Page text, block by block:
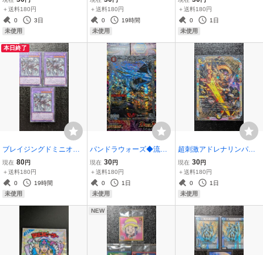
P028ウェイカップ◆遊戯
王OCGデュエルモンスタ
ーズBLAZINGDOMINION
ーム
＋送料180円
0
3日
未使用
融合LOCH-JP074◆コレ
クターズレアCR遊戯王O
CGデュエルLIMIT OVER
＋送料180円
0
19時間
未使用
ーモンコマンドDM26EX1
VRタマシード◆デュエル
マスターズドキドキ王道
＋送料180円
0
1日
未使用
本日終了
ブレイジングドミニオン3
枚セット◆見えざる手ダ
ンダロスBLZD-JP035幻
想魔族融合◆ヘカトンケ
イルRレア遊戯王OCGデ
現在 80円
＋送料180円
0
19時間
未使用
パンドラウォーズ◆流星
のフォーエバーカイザー
②DM25EX4 VIC TR1a◆
銀トレジャー星龍王ガイ
アールリュウセイドラゴ
現在 30円
＋送料180円
0
1日
未使用
超刺激アドレナリンパッ
ク◆富轟皇ゴルギーニエ
ンゲルスDM23RP4X OR1
メカエンジェルコマンド
◆デュエルマスターズ竜
現在 30円
＋送料180円
0
1日
未使用
NEW